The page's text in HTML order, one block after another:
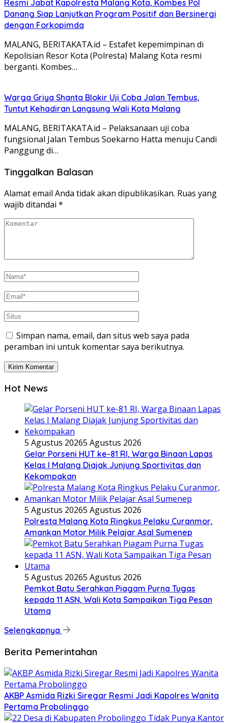
Resmi Jabat Kapolresta Malang Kota, Kombes Pol
Danang Siap Lanjutkan Program Positif dan Bersinergi
dengan Forkopimda
MALANG, BERITAKATA.id – Estafet kepemimpinan di
Kepolisian Resor Kota (Polresta) Malang Kota resmi
berganti. Kombes…
Warga Griya Shanta Blokir Uji Coba Jalan Tembus,
Tuntut Kehadiran Langsung Wali Kota Malang
MALANG, BERITAKATA.id – Pelaksanaan uji coba
fungsional Jalan Tembus Soekarno Hatta menuju Candi
Panggung di…
Tinggalkan Balasan
Alamat email Anda tidak akan dipublikasikan. Ruas yang
wajib ditandai *
Simpan nama, email, dan situs web saya pada
peramban ini untuk komentar saya berikutnya.
Hot News
5 Agustus 20265 Agustus 2026
Gelar Porseni HUT ke-81 RI, Warga Binaan Lapas
Kelas I Malang Diajak Junjung Sportivitas dan
Kekompakan
5 Agustus 20265 Agustus 2026
Polresta Malang Kota Ringkus Pelaku Curanmor,
Amankan Motor Milik Pelajar Asal Sumenep
5 Agustus 20265 Agustus 2026
Pemkot Batu Serahkan Piagam Purna Tugas
kepada 11 ASN, Wali Kota Sampaikan Tiga Pesan
Utama
Selengkapnya
Berita Pemerintahan
AKBP Asmida Rizki Siregar Resmi Jadi Kapolres Wanita
Pertama Probolinggo